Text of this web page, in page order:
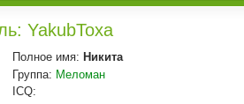
YakubToxa
Полное имя: Никита
Группа: Меломан
ICQ: